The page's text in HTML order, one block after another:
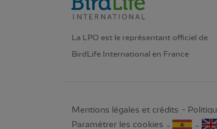
La LPO est le représentant officiel de
BirdLife International en France
Mentions légales et crédits
Paramétrer les cookies